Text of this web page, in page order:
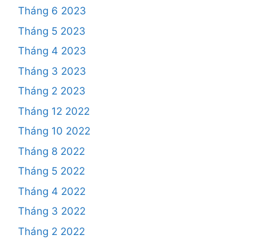
Tháng 6 2023
Tháng 5 2023
Tháng 4 2023
Tháng 3 2023
Tháng 2 2023
Tháng 12 2022
Tháng 10 2022
Tháng 8 2022
Tháng 5 2022
Tháng 4 2022
Tháng 3 2022
Tháng 2 2022